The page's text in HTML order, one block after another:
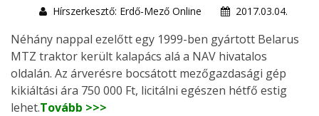
Hírszerkesztő: Erdő-Mező Online
2017.03.04.
Néhány nappal ezelőtt egy 1999-ben gyártott Belarus
MTZ traktor került kalapács alá a NAV hivatalos
oldalán. Az árverésre bocsátott mezőgazdasági gép
kikiáltási ára 750 000 Ft, licitálni egészen hétfő estig
lehet.Tovább >>>